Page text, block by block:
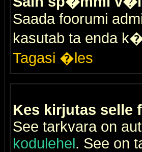
Saada foorumi
kasutab ta enda
Tagasi �les
Kes kirjutas selle
See tarkvara on
kodulehel. See on